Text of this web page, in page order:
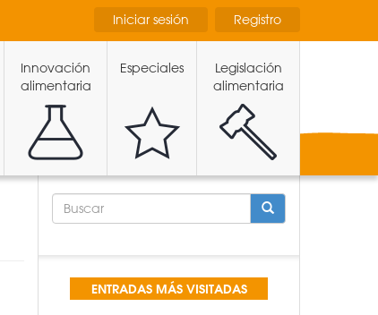
Iniciar sesión Registro
Innovación
alimentaria
Especiales
Legislación
alimentaria
FORMULARIO
DE
ENTRADAS MÁS VISITADAS